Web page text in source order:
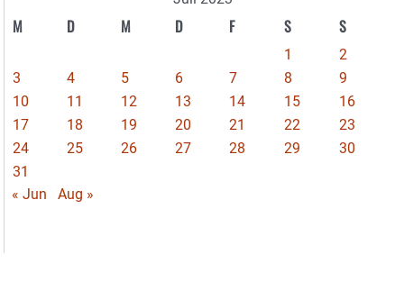
M D M D F S S
1
2
3
4 5 6 7 8
9
10
11 12 13 14 15
16
17
18 19 20 21 22
23
24
25 26 27 28 29
30
31
« Jun
Aug »